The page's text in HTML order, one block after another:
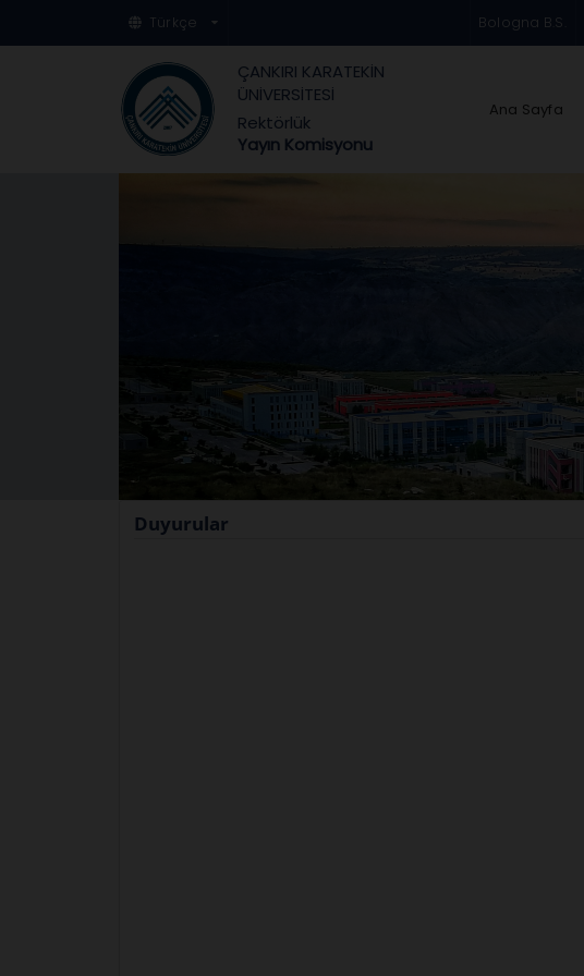
Türkçe Bologna B.S.
ÇANKIRI KARATEKİN
ÜNİVERSİTESİ
Rektörlük
Yayın Komisyonu
Ana Sayfa
Duyurular